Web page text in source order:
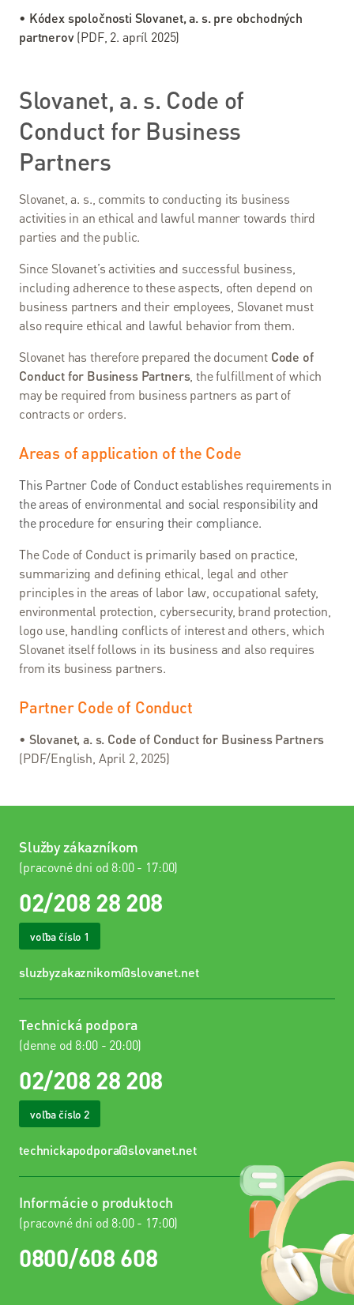
a
podpora
podpora
Kontakty
Pomoc –
problémov
Často
otázky
Návody
a
Faktúry
a
platby
Prevádzkové
Obchodné
dokumenty
Predajné
miesta
Stav
služieb
Nástroje
Webmail
Moja
Aktovka
spotreby
Webcare
Slovanet
VOIP
Test
rýchlosti
• Kódex spoločnosti Slovanet, a. s. pre obchodných
partnerov(PDF, 2. apríl 2025)
Slovanet, a. s. Code of
Conduct for Business
Partners
Slovanet, a. s., commits to conducting its business
activities in an ethical and lawful manner towards third
parties and the public.
Since Slovanet’s activities and successful business,
including adherence to these aspects, often depend on
business partners and their employees, Slovanet must
also require ethical and lawful behavior from them.
Slovanet has therefore prepared the document Code of
Conduct for Business Partners, the fulfillment of which
may be required from business partners as part of
contracts or orders.
Areas of application of the Code
This Partner Code of Conduct establishes requirements in
the areas of environmental and social responsibility and
the procedure for ensuring their compliance.
The Code of Conduct is primarily based on practice,
summarizing and defining ethical, legal and other
principles in the areas of labor law, occupational safety,
environmental protection, cybersecurity, brand protection,
logo use, handling conflicts of interest and others, which
Slovanet itself follows in its business and also requires
from its business partners.
Partner Code of Conduct
• Slovanet, a. s. Code of Conduct for Business Partners
(PDF/English, April 2, 2025)
Služby zákazníkom
(pracovné dni od 8:00 - 17:00)
02/208 28 208
voľba číslo 1
sluzbyzakaznikom@slovanet.net
Technická podpora
(denne od 8:00 - 20:00)
02/208 28 208
voľba číslo 2
technickapodpora@slovanet.net
Informácie o produktoch
(pracovné dni od 8:00 - 17:00)
0800/608 608